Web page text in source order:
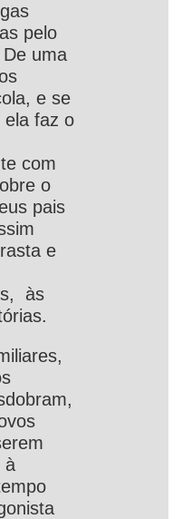
pelo
uma
e se
ela faz o
com
o
pais
e
às
à